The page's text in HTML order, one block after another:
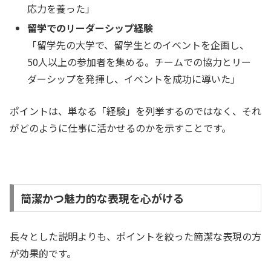
応力を養った」
留学でのリーダーシップ経験
「留学先の大学で、留学生とのイベントを企画し、
50人以上の参加者を集める。チームでの協力とリー
ダーシップを発揮し、イベントを成功に導いた」
ポイントは、単なる「経験」を列挙するのではなく、それ
がどのように仕事に活かせるのかを示すことです。
簡潔かつ魅力的な表現を心がける
長々とした説明よりも、ポイントを絞った簡潔な表現の方
が効果的です。